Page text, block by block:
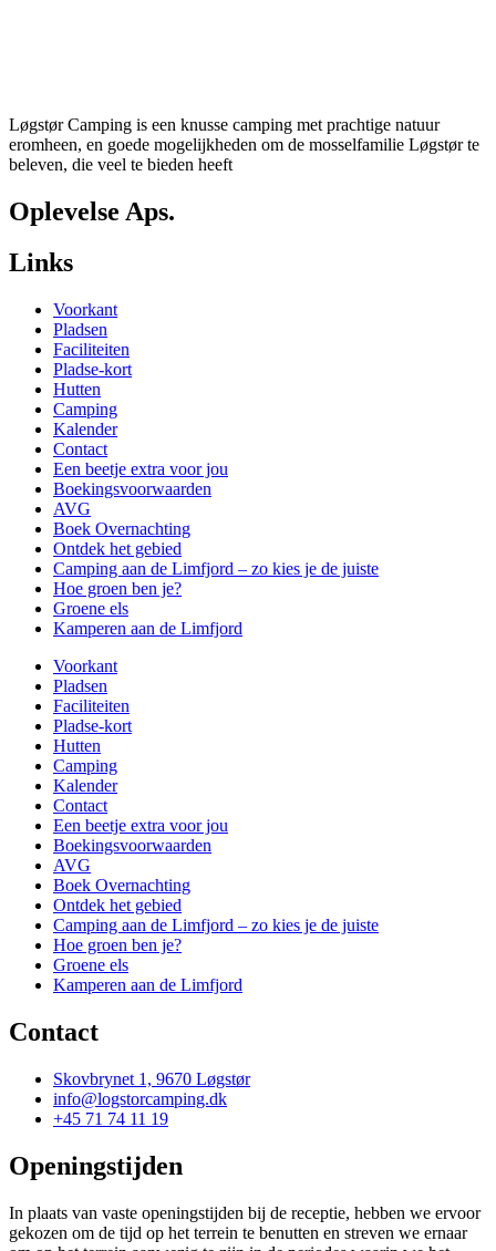
Løgstør Camping is een knusse camping met prachtige natuur
eromheen, en goede mogelijkheden om de mosselfamilie Løgstør te
beleven, die veel te bieden heeft
Oplevelse Aps.
Links
Voorkant
Pladsen
Faciliteiten
Pladse-kort
Hutten
Camping
Kalender
Contact
Een beetje extra voor jou
Boekingsvoorwaarden
AVG
Boek Overnachting
Ontdek het gebied
Camping aan de Limfjord – zo kies je de juiste
Hoe groen ben je?
Groene els
Kamperen aan de Limfjord
Voorkant
Pladsen
Faciliteiten
Pladse-kort
Hutten
Camping
Kalender
Contact
Een beetje extra voor jou
Boekingsvoorwaarden
AVG
Boek Overnachting
Ontdek het gebied
Camping aan de Limfjord – zo kies je de juiste
Hoe groen ben je?
Groene els
Kamperen aan de Limfjord
Contact
Skovbrynet 1, 9670 Løgstør
info@logstorcamping.dk
+45 71 74 11 19
Openingstijden
In plaats van vaste openingstijden bij de receptie, hebben we ervoor
gekozen om de tijd op het terrein te benutten en streven we ernaar